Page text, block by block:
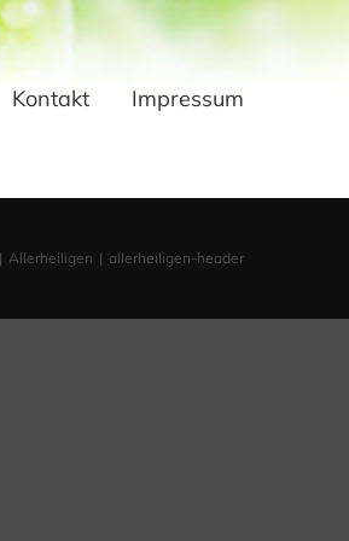
Kontakt Impressum
Allerheiligen allerheiligen-header